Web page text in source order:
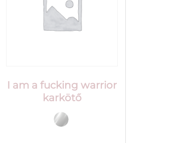
I am a fucking warrior
karkötő